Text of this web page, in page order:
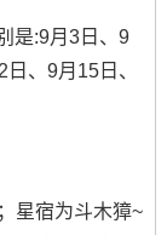
是:9月3日、9
、9月15日、
星宿为斗木獐~